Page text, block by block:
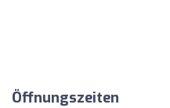
Öffnungszeiten